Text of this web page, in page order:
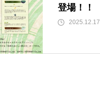
登場！！
2025.12.17